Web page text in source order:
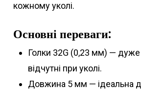
кожному уколі.
Основні переваги:
Голки 32G (0,23 мм) — дуже
відчутні при уколі.
Довжина 5 мм — ідеальна